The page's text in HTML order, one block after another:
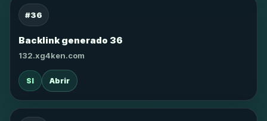
#36
Backlink generado 36
132.xg4ken.com
SI Abrir